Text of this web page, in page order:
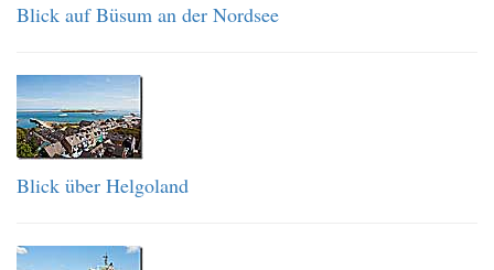
Blick auf Büsum an der Nordsee
Blick über Helgoland